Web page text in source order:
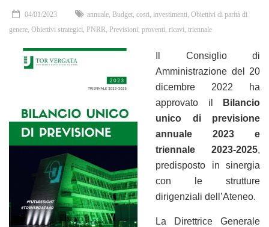
04/01/2023 annuale Budget costi investimenti Obiettivi di parità di
genere Obiettivi strategici PNRR Previsioni proventi ricavi triennale
Il Consiglio di
Amministrazione del 20
dicembre 2022 ha
approvato il
Bilancio
unico di previsione
annuale 2023 e
triennale 2023-2025,
predisposto in sinergia
con le strutture
dirigenziali dell’Ateneo.
La Direttrice Generale